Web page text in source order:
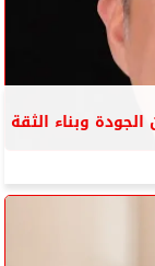
وبناء الثقة